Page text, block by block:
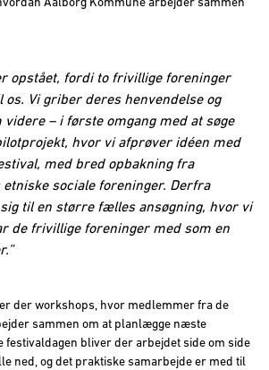
opstået, fordi to frivillige foreninger
Vi griber deres henvendelse og
– i første omgang med at søge
hvor vi afprøver idéen med
med bred opbakning fra
sociale foreninger. Derfra
til en større fælles ansøgning, hvor vi
de frivillige foreninger med som en
der workshops, hvor medlemmer fra de
sammen om at planlægge næste
festivaldagen bliver der arbejdet side om side
ned, og det praktiske samarbejde er med til